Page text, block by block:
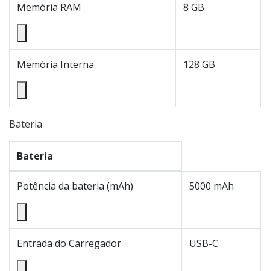
Memória RAM 8 GB
Memória Interna 128 GB
Bateria
Bateria
Potência da bateria (mAh) 5000 mAh
Entrada do Carregador USB-C